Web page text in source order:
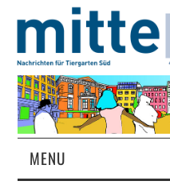
MENU